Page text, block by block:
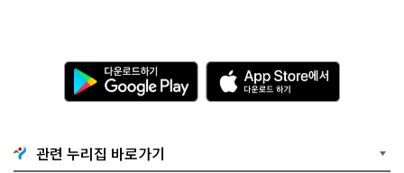
다
운
로
기
G
A
p
p
관련 누리집 바로가기